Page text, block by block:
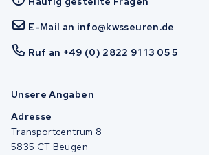
E-Mail an info@kwsseuren.de
Ruf an +49 (0) 2822 91 13 05 5
Unsere Angaben
Adresse
Transportcentrum 8
5835 CT Beugen